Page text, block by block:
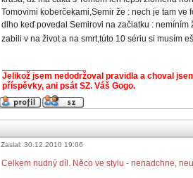
Tomovimi koberčekami,Semir že : nech je tam
dlho keď povedal Semirovi na začiatku :
zabili v na život a na smrt,túto 10 sériu si musím
Jelikož jsem nedodržoval pravidla a choval
příspěvky, ani psát SZ. Váš Gogo.
Zaslal: 30.12.2010 19:06
Celkem nudný díl. Něco ve stylu - nenadchne,